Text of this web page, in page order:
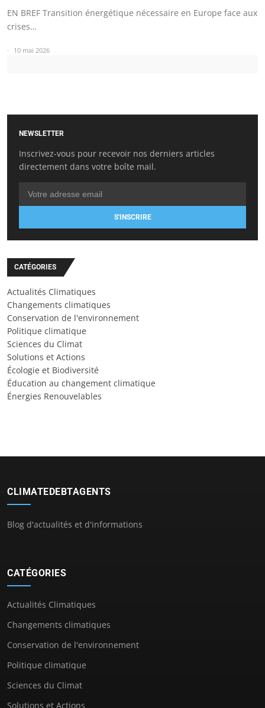
EN BREF Transition énergétique nécessaire en Europe face aux
crises…
10 mai 2026
NEWSLETTER
Inscrivez-vous pour recevoir nos derniers articles
directement dans votre boîte mail.
S'INSCRIRE
CATÉGORIES
Actualités Climatiques
Changements climatiques
Conservation de l'environnement
Politique climatique
Sciences du Climat
Solutions et Actions
Écologie et Biodiversité
Éducation au changement climatique
Énergies Renouvelables
CLIMATEDEBTAGENTS
Blog d'actualités et d'informations
CATÉGORIES
Actualités Climatiques
Changements climatiques
Conservation de l'environnement
Politique climatique
Sciences du Climat
Solutions et Actions